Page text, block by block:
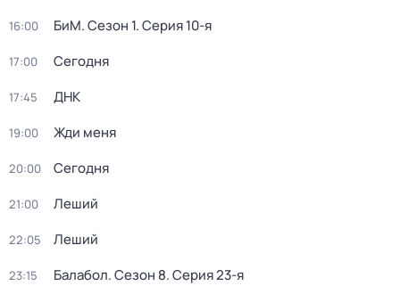
16:00 БиМ. Сезон 1. Серия 10-я
17:00 Сегодня
17:45 ДНК
19:00 Жди меня
20:00 Сегодня
21:00 Леший
22:05 Леший
23:15 Балабол. Сезон 8. Серия 23-я